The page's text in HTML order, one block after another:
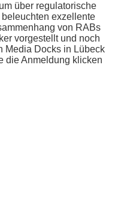
über regulatorische
exzellente
von RABs
vorgestellt und noch
Media Docks in Lübeck
die Anmeldung klicken